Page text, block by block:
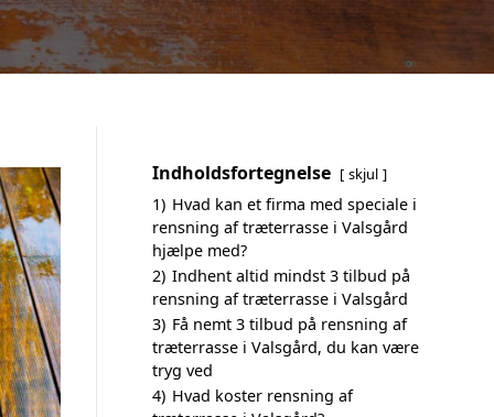
Indholdsfortegnelse skjul
1) Hvad kan et firma med speciale i
rensning af træterrasse i Valsgård
hjælpe med?
2) Indhent altid mindst 3 tilbud på
rensning af træterrasse i Valsgård
3) Få nemt 3 tilbud på rensning af
træterrasse i Valsgård, du kan være
tryg ved
4) Hvad koster rensning af